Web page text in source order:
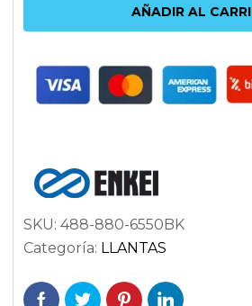
5X114.3
72.6
NEGRO
AÑADIR AL
SKU: 488-880-6550BK
Categoría: LLANTAS